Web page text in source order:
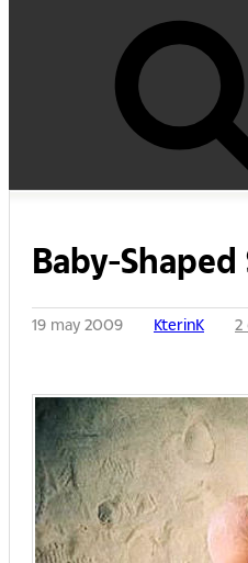
Baby-
19 may 2009 KterinK 2